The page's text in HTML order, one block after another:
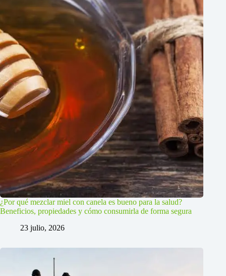
¿Por qué mezclar miel con canela es bueno para la salud?
Beneficios, propiedades y cómo consumirla de forma segura
23 julio, 2026